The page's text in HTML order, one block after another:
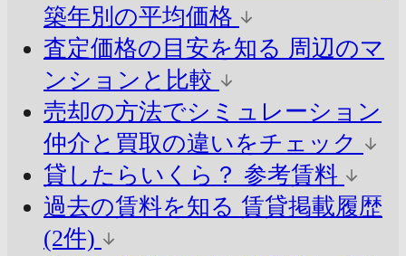
築年別の平均価格
査定価格の目安を知る 周辺のマ
ンションと比較
売却の方法でシミュレーション
仲介と買取の違いをチェック
貸したらいくら？ 参考賃料
過去の賃料を知る 賃貸掲載履歴
(2件)